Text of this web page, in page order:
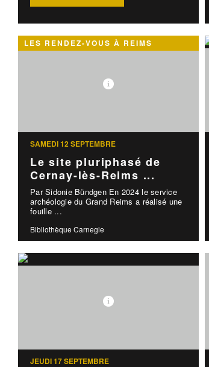
LES RENDEZ-VOUS À REIMS
SAMEDI 12 SEPTEMBRE
Le site pluriphasé de
Cernay-lès-Reims ...
Par Sidonie Bündgen En 2024 le service
archéologie du Grand Reims a réalisé une
fouille ...
Bibliothèque Carnegie
JEUDI 17 SEPTEMBRE